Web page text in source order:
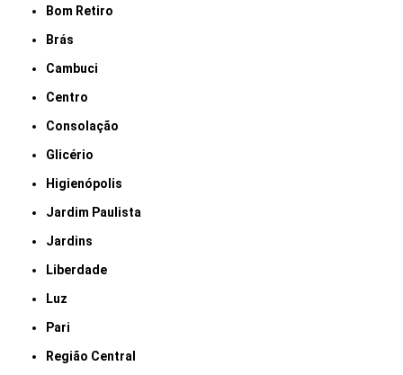
Bom Retiro
Brás
Cambuci
Centro
Consolação
Glicério
Higienópolis
Jardim Paulista
Jardins
Liberdade
Luz
Pari
Região Central